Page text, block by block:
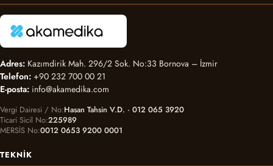
Adres: Kazımdirik Mah. 296/2 Sok. No:33 Bornova – İzmir
Telefon: +90 232 700 00 21
E-posta: info@akamedika.com
Vergi Dairesi / No Hasan Tahsin V.D. · 012 065 3920
Ticari Sicil No 225989
MERSİS No 0012 0653 9200 0001
TEKNIK